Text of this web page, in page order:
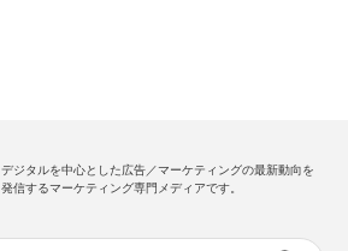
デジタルを中心とした広告／マーケティングの最新動向を
発信するマーケティング専門メディアです。